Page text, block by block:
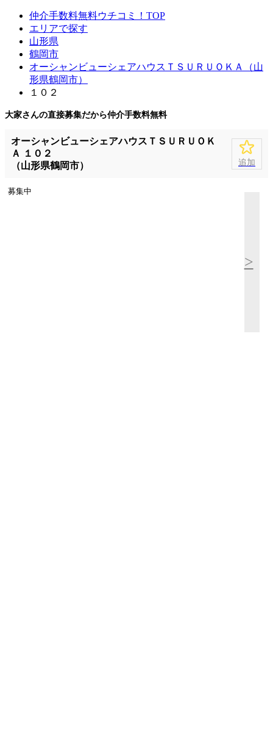
仲介手数料無料ウチコミ！TOP
エリアで探す
山形県
鶴岡市
オーシャンビューシェアハウスＴＳＵＲＵＯＫＡ（山
形県鶴岡市）
１０２
大家さんの直接募集だから仲介手数料無料
オーシャンビューシェアハウスＴＳＵＲＵＯＫ
Ａ １０２
（山形県鶴岡市）
追加
募集中
>